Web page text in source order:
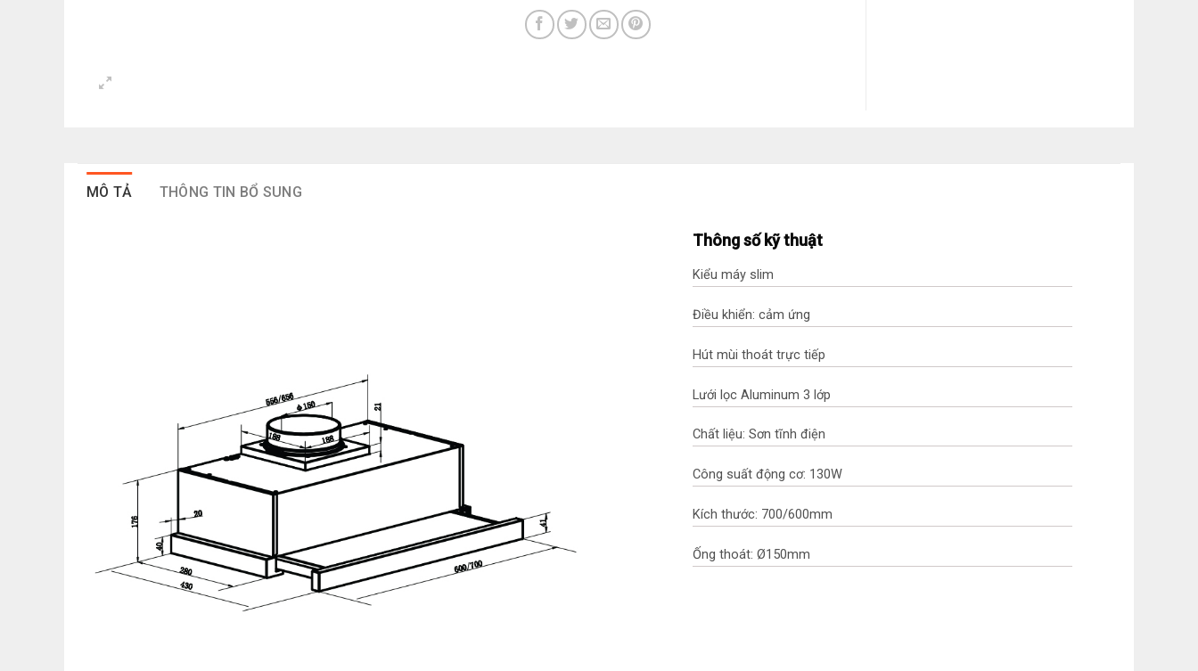
MÔ TẢ THÔNG TIN BỔ SUNG
Thông số kỹ thuật
Kiểu máy slim
Điều khiển: cảm ứng
Hút mùi thoát trực tiếp
Lưới lọc Aluminum 3 lớp
Chất liệu: Sơn tĩnh điện
Công suất động cơ: 130W
Kích thước: 700/600mm
Ống thoát: Ø150mm